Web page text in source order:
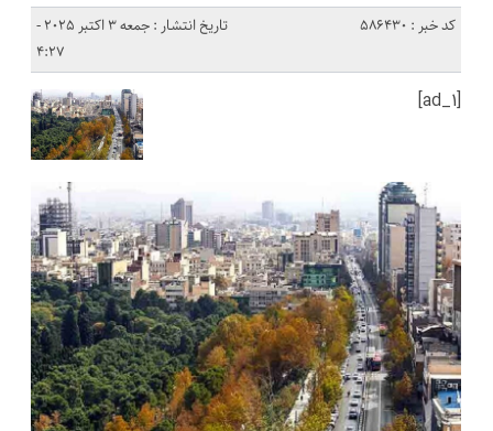
کد خبر : 586430
تاریخ انتشار : جمعه 3 اکتبر 2025 -
4:27
[ad_1]